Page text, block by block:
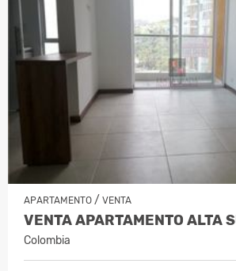
APARTAMENTO / VENTA
Colombia